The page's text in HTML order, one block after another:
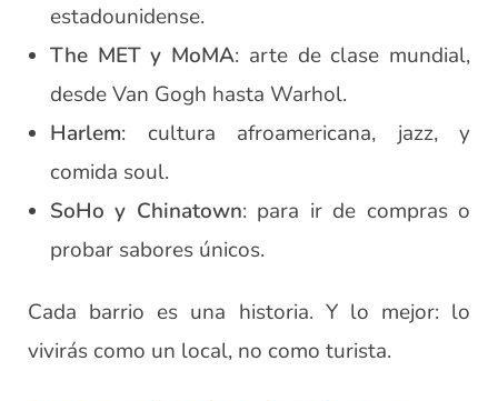
estadounidense.
The MET y MoMA: arte de clase mundial,
desde Van Gogh hasta Warhol.
Harlem: cultura afroamericana, jazz, y
comida soul.
SoHo y Chinatown: para ir de compras o
probar sabores únicos.
Cada barrio es una historia. Y lo mejor: lo
vivirás como un local, no como turista.